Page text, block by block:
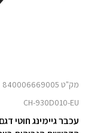
מק"ט 840006669005
CH-930D010-EU